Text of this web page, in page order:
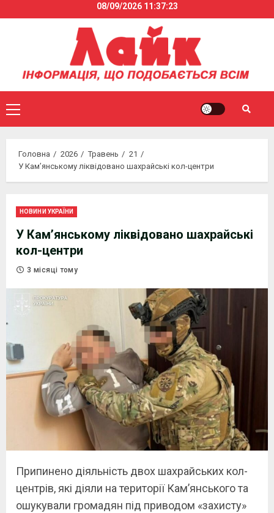
to
08/09/2026 11:37:23
Primary
Menu
Головна 2026 Травень
21
У Кам’янському ліквідовано шахрайські кол-центри
НОВИНИ УКРАЇНИ
У Кам’янському ліквідовано шахрайські
кол-центри
3 місяці тому
Припинено діяльність двох шахрайських кол-
центрів, які діяли на території Кам’янського та
ошукували громадян під приводом «захисту»